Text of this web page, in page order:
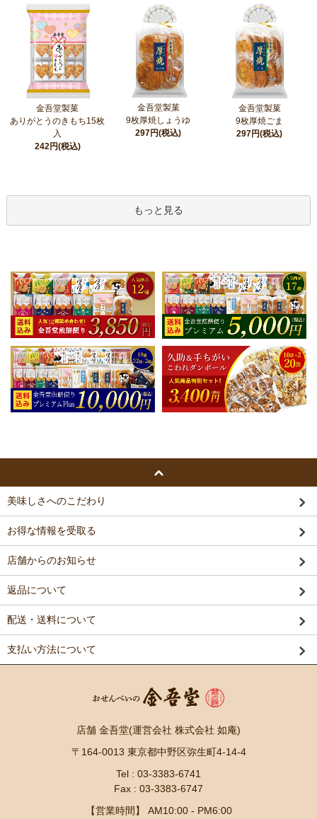
金吾堂製菓
ありがとうのきもち15枚
入
242円(税込)
金吾堂製菓
9枚厚焼しょうゆ
297円(税込)
金吾堂製菓
9枚厚焼ごま
297円(税込)
もっと見る
美味しさへのこだわり
お得な情報を受取る
店舗からのお知らせ
返品について
配送・送料について
支払い方法について
店舗 金吾堂(運営会社 株式会社 如庵)
〒164-0013 東京都中野区弥生町4-14-4
Tel : 03-3383-6741
Fax : 03-3383-6747
【営業時間】 AM10:00 - PM6:00